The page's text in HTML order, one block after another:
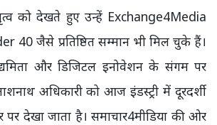
को देखते हुए उन्हें Exchange4Media
40 जैसे प्रतिष्ठित सम्मान भी मिल चुके हैं।
और डिजिटल इनोवेशन के संगम पर
अधिकारी को आज इंडस्ट्री में दूरदर्शी
पर देखा जाता है। समाचार4मीडिया की ओर